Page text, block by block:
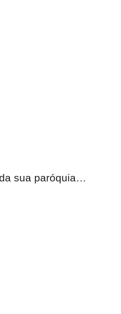
sua paróquia…